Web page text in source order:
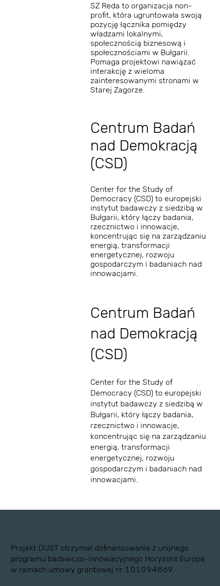
SZ Reda to organizacja non-
profit, która ugruntowała swoją
pozycję łącznika pomiędzy
władzami lokalnymi,
społecznością biznesową i
społecznościami w Bułgarii.
Pomaga projektowi nawiązać
interakcję z wieloma
zainteresowanymi stronami w
Starej Zagorze.
Centrum Badań
nad Demokracją
(CSD)
Center for the Study of
Democracy (CSD) to europejski
instytut badawczy z siedzibą w
Bułgarii, który łączy badania,
rzecznictwo i innowacje,
koncentrując się na zarządzaniu
energią, transformacji
energetycznej, rozwoju
gospodarczym i badaniach nad
innowacjami.
Centrum Badań
nad Demokracją
(CSD)
Center for the Study of
Democracy (CSD) to europejski
instytut badawczy z siedzibą w
Bułgarii, który łączy badania,
rzecznictwo i innowacje,
koncentrując się na zarządzaniu
energią, transformacji
energetycznej, rozwoju
gospodarczym i badaniach nad
innowacjami.
Projekt DUST otrzymał dofinansowanie z unijnego
programu badawczo-innowacyjnego Horyzont Europa
w ramach umowy grantowej nr 101094869.